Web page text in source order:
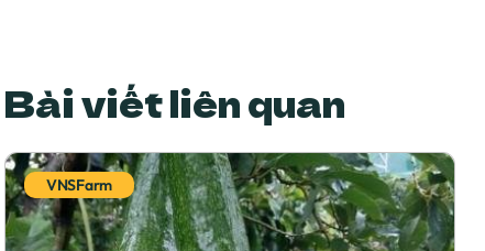
Bài viết liên quan
VNSFarm